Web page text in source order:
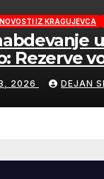
NOVOSTI IZ KRAGUJEVCA
Rezerve
2026 DEJAN